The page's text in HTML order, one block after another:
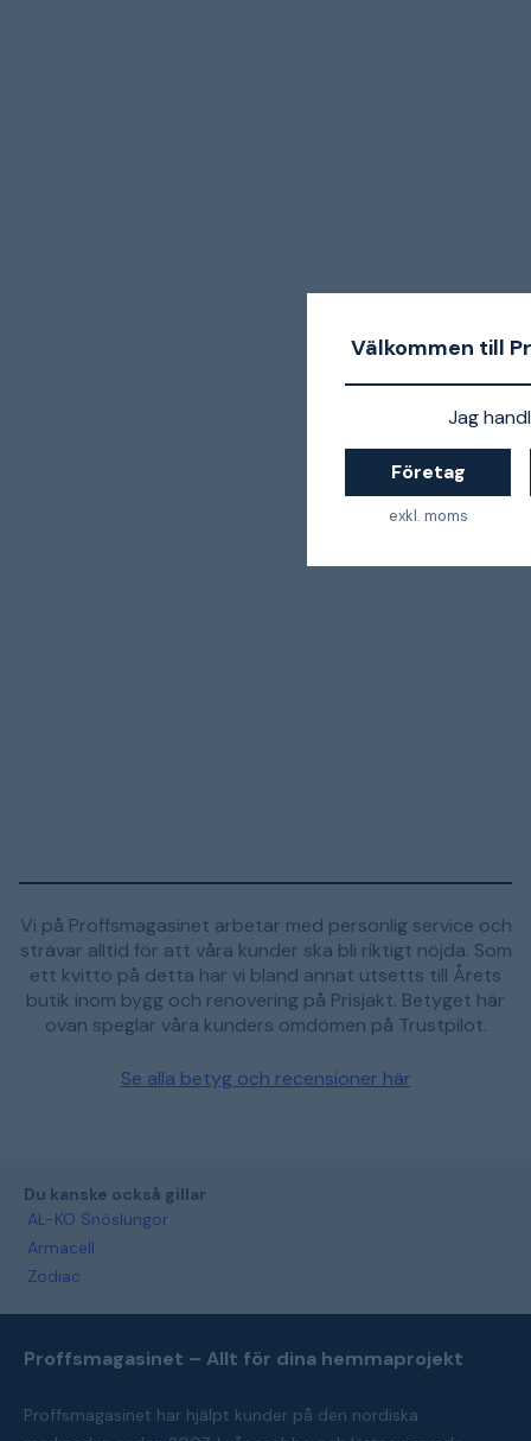
Välkommen till
Jag
Företag
exkl. moms
Vi på Proffsmagasinet arbetar med personlig service och
strävar alltid för att våra kunder ska bli riktigt nöjda. Som
ett kvitto på detta har vi bland annat utsetts till Årets
butik inom bygg och renovering på Prisjakt. Betyget här
ovan speglar våra kunders omdömen på Trustpilot.
Se alla betyg och recensioner här
Du kanske också gillar
AL-KO Snöslungor
Armacell
Zodiac
Proffsmagasinet – Allt för dina hemmaprojekt
Proffsmagasinet har hjälpt kunder på den nordiska